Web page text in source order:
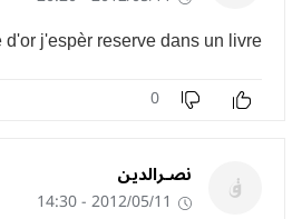
j'espèr reserve dans un livre
0
نصـرالدين
2012/05/11 - 14:30